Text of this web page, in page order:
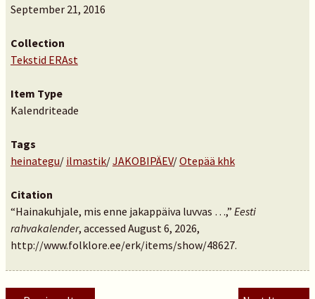
September 21, 2016
Collection
Tekstid ERAst
Item Type
Kalendriteade
Tags
heinategu/ ilmastik/JAKOBIPÄEV/Otepää khk
Citation
“Hainakuhjale, mis enne jakappäiva luvvas …,” Eesti
rahvakalender, accessed August 6, 2026,
http://www.folklore.ee/erk/items/show/48627.